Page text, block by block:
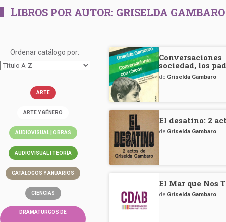
LIBROS POR AUTOR: GRISELDA GAMBARO
Ordenar catálogo por:
ARTE
ARTE Y GÉNERO
AUDIOVISUAL | OBRAS
AUDIOVISUAL | TEORÍA
CATÁLOGOS Y ANUARIOS
CIENCIAS
DRAMATURGOS DE
sociedad, los
de Griselda Gambaro
El desatino: 2
de Griselda Gambaro
El Mar que Nos
de Griselda Gambaro